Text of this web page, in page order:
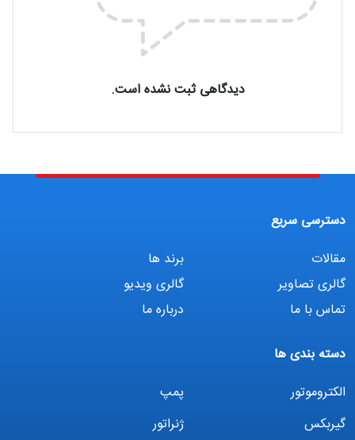
دیدگاهی ثبت نشده است.
دسترسی سریع
مقالات
برند ها
گالری تصاویر
گالری ویدیو
تماس با ما
درباره ما
دسته بندی ها
الکتروموتور
پمپ
گیربکس
ژنراتور